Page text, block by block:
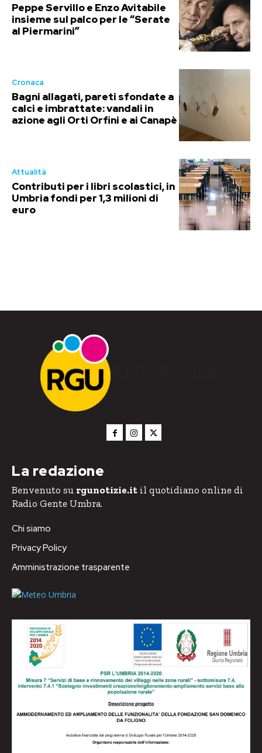
Peppe Servillo e Enzo Avitabile
insieme sul palco per le “Serate
al Piermarini”
Cronaca
Bagni allagati, pareti sfondate a
calci e imbrattate: vandali in
azione agli Orti Orfini e ai Canapè
Attualità
Contributi per i libri scolastici, in
Umbria fondi per 1,3 milioni di
euro
RGU Notizie
La redazione
Benvenuto su rgunotizie.it il quotidiano online di
Radio Gente Umbra.
Chi siamo
Privacy Policy
Amministrazione trasparente